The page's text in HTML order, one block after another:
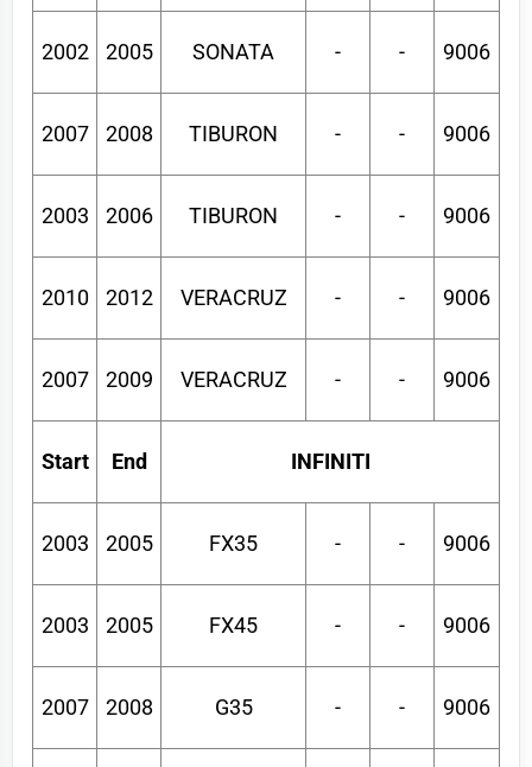
2002 2005 SONATA - - 9006
2007 2008 TIBURON - - 9006
2003 2006 TIBURON - - 9006
2010 2012 VERACRUZ - - 9006
2007 2009 VERACRUZ - - 9006
Start End INFINITI
2003 2005 FX35 - - 9006
2003 2005 FX45 - - 9006
2007 2008 G35 - - 9006